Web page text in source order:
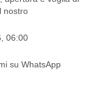
nostro
06:00
su WhatsApp